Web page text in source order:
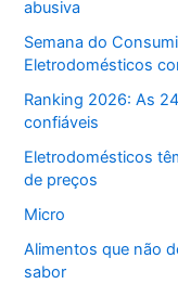
abusiva
Semana do
Eletrodomésticos
Ranking 2026: As
confiáveis
Eletrodomésticos
de preços
Micro
Alimentos que não
sabor